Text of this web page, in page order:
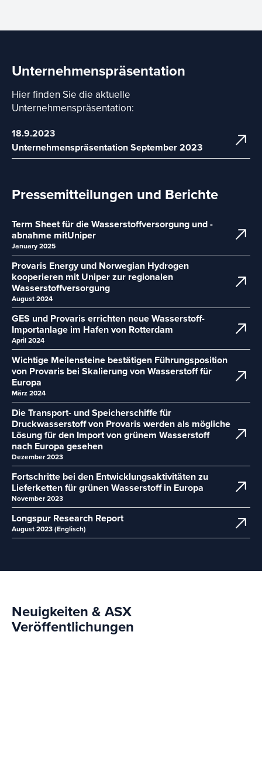
Unternehmenspräsentation
Hier finden Sie die aktuelle
Unternehmenspräsentation:
18.9.2023
Unternehmenspräsentation September 2023
Pressemitteilungen und Berichte
Term Sheet für die Wasserstoffversorgung und -
abnahme mitUniper
January 2025
Provaris Energy und Norwegian Hydrogen
kooperieren mit Uniper zur regionalen
Wasserstoffversorgung
August 2024
GES und Provaris errichten neue Wasserstoff-
Importanlage im Hafen von Rotterdam
April 2024
Wichtige Meilensteine bestätigen Führungsposition
von Provaris bei Skalierung von Wasserstoff für
Europa
März 2024
Die Transport- und Speicherschiffe für
Druckwasserstoff von Provaris werden als mögliche
Lösung für den Import von grünem Wasserstoff
nach Europa gesehen
Dezember 2023
Fortschritte bei den Entwicklungsaktivitäten zu
Lieferketten für grünen Wasserstoff in Europa
November 2023
Longspur Research Report
August 2023 (Englisch)
Neuigkeiten & ASX
Veröffentlichungen